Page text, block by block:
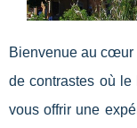
Bienvenue au cœur
de contrastes où
vous offrir une